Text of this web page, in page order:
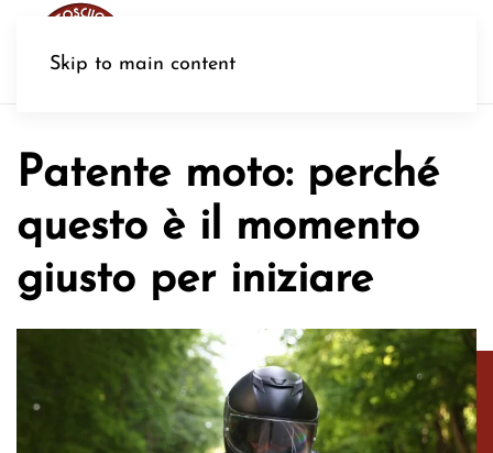
Skip to main content
Patente moto: perché
questo è il momento
giusto per iniziare